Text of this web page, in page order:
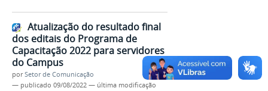
Atualização do resultado final
dos editais do Programa de
Capacitação 2022 para servidores
do Campus
porSetor de Comunicação
— publicado 09/08/2022 — última modificação